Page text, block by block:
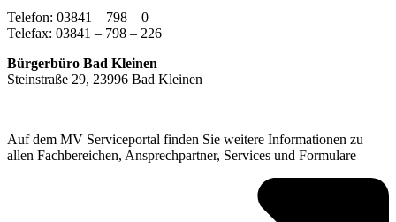
Telefon: 03841 – 798 – 0
Telefax: 03841 – 798 – 226
Bürgerbüro Bad Kleinen
Steinstraße 29, 23996 Bad Kleinen
Auf dem MV Serviceportal finden Sie weitere Informationen zu
allen Fachbereichen, Ansprechpartner, Services und Formulare